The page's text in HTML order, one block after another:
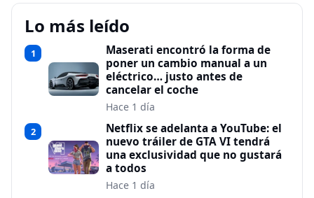
Lo más leído
1
Maserati encontró la forma de
poner un cambio manual a un
eléctrico… justo antes de
cancelar el coche
Hace 1 día
2
Netflix se adelanta a YouTube: el
nuevo tráiler de GTA VI tendrá
una exclusividad que no gustará
a todos
Hace 1 día